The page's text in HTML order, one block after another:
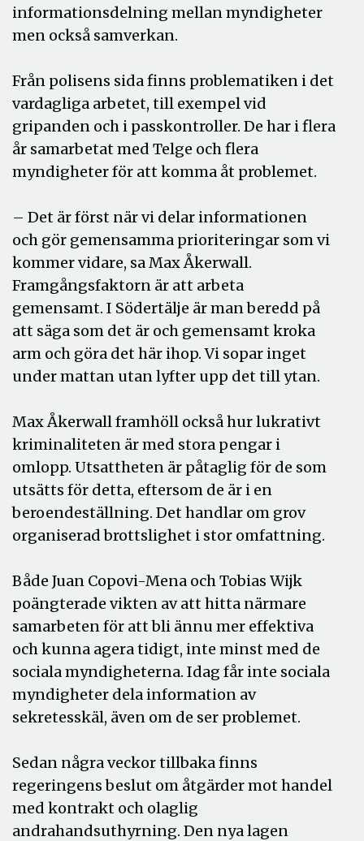
informationsdelning mellan myndigheter
men också samverkan.
Från polisens sida finns problematiken i det
vardagliga arbetet, till exempel vid
gripanden och i passkontroller. De har i flera
år samarbetat med Telge och flera
myndigheter för att komma åt problemet.
– Det är först när vi delar informationen
och gör gemensamma prioriteringar som vi
kommer vidare, sa Max Åkerwall.
Framgångsfaktorn är att arbeta
gemensamt. I Södertälje är man beredd på
att säga som det är och gemensamt kroka
arm och göra det här ihop. Vi sopar inget
under mattan utan lyfter upp det till ytan.
Max Åkerwall framhöll också hur lukrativt
kriminaliteten är med stora pengar i
omlopp. Utsattheten är påtaglig för de som
utsätts för detta, eftersom de är i en
beroendeställning. Det handlar om grov
organiserad brottslighet i stor omfattning.
Både Juan Copovi-Mena och Tobias Wijk
poängterade vikten av att hitta närmare
samarbeten för att bli ännu mer effektiva
och kunna agera tidigt, inte minst med de
sociala myndigheterna. Idag får inte sociala
myndigheter dela information av
sekretesskäl, även om de ser problemet.
Sedan några veckor tillbaka finns
regeringens beslut om åtgärder mot handel
med kontrakt och olaglig
andrahandsuthyrning. Den nya lagen